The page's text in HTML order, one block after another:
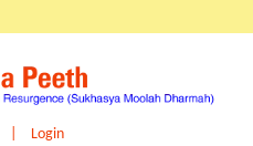
Login